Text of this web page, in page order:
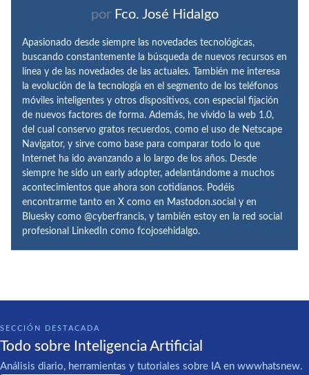
por Fco. José Hidalgo
Apasionado desde siempre las novedades tecnológicas,
buscando constantemente la búsqueda de nuevos recursos en
línea y de las novedades de las actuales. También me interesa
la evolución de la tecnología en el segmento de los teléfonos
móviles inteligentes y otros dispositivos, con especial fijación
de nuevos factores de forma. Además, he vivido la web 1.0,
del cual conservo gratos recuerdos, como el uso de Netscape
Navigator, y sirve como base para comparar todo lo que
Internet ha ido avanzando a lo largo de los años. Desde
siempre he sido un early adopter, adelantándome a muchos
acontecimientos que ahora son cotidianos. Podéis
encontrarme tanto en X como en Mastodon.social y en
Bluesky como @cyberfrancis, y también estoy en la red social
profesional LinkedIn como fcojosehidalgo.
SECCIÓN DESTACADA
Todo sobre Inteligencia Artificial
Análisis diario, herramientas y tutoriales sobre IA en wwwhatsnew.